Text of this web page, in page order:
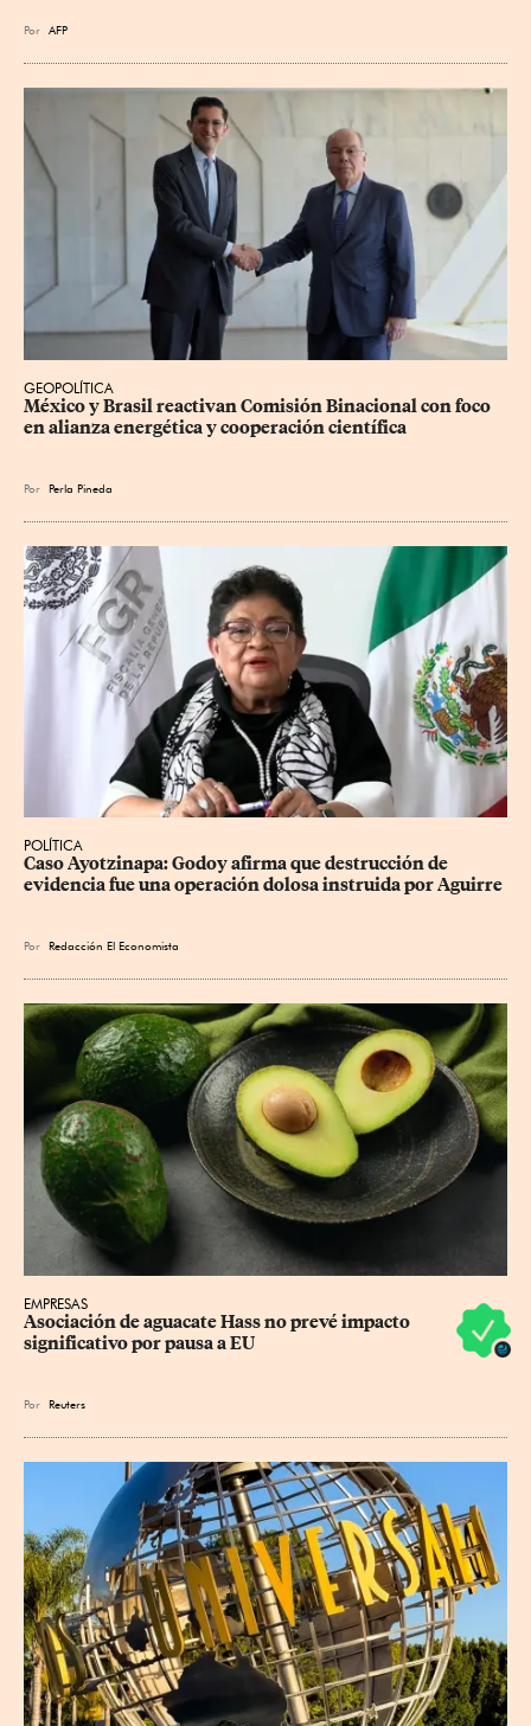
Por AFP
GEOPOLÍTICA
México y Brasil reactivan Comisión Binacional con foco
en alianza energética y cooperación científica
Por Perla Pineda
POLÍTICA
Caso Ayotzinapa: Godoy afirma que destrucción de
evidencia fue una operación dolosa instruida por Aguirre
Por Redacción El Economista
EMPRESAS
Asociación de aguacate Hass no prevé impacto
significativo por pausa a EU
Por Reuters